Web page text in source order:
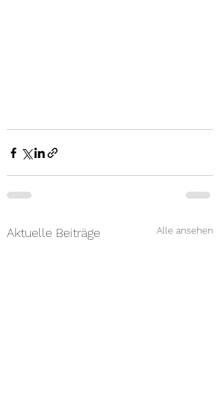
Aktuelle Beiträge Alle ansehen